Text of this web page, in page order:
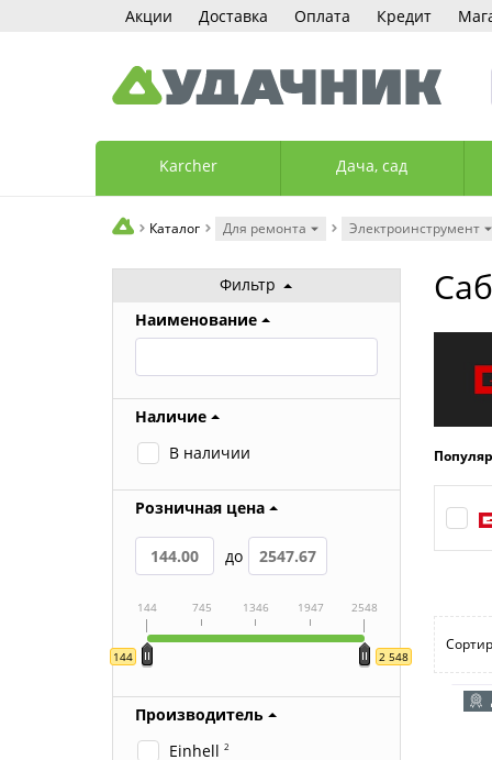
Акции Доставка Оплата Кредит
Karcher Дача, сад
Каталог Для ремонта Электроинструмент
Фильтр
Наименование
Наличие
В наличии
Розничная цена
до
144 2 548
144 745 1346 1947 2548
Производитель
Einhell 2